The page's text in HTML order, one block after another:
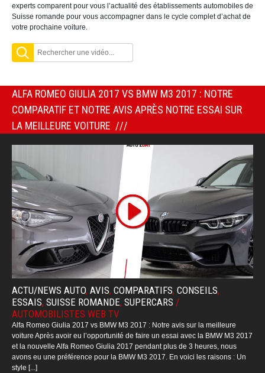
experts comparent pour vous l’actualité des établissements automobiles de
Suisse romande pour vous accompagner dans le cycle complet d’achat de
votre prochaine voiture.
ALFA ROMEO GIULIA 2017 VS BMW M3 2017 : NOTRE
COMPARATIF ET NOTRE AVIS APRÈS NOTRE ESSAI SUR
LA MEILLEURE VOITURE
ACTU/NEWS AUTO, AVIS, COMPARATIFS, CONSEILS,
ESSAIS, SUISSE ROMANDE, SUPERCARS /
AUTOMOBILISTES WEB TV
Alfa Romeo Giulia 2017 vs BMW M3 2017 : Notre avis sur la meilleure
voiture Après avoir eu l’opportunité de faire un essai avec la BMW M3 2017
et la nouvelle Alfa Romeo Giulia 2017 pendant plus de 3 heures, nous
avons eu une préférence pour la BMW M3 2017. En voici les raisons : Un
style [...]